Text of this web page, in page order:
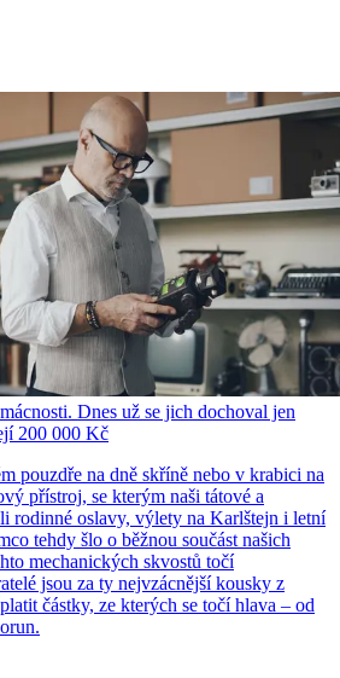
Dnes už se jich dochoval jen
200 000 Kč
pouzdře na dně skříně nebo v krabici na
přístroj, se kterým naši tátové a
rodinné oslavy, výlety na Karlštejn i letní
tehdy šlo o běžnou součást našich
mechanických skvostů točí
jsou za ty nejvzácnější kousky z
částky, ze kterých se točí hlava – od